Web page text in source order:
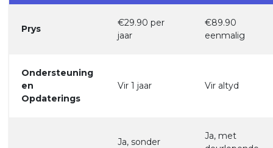
Prys
€29.90 per
jaar
€89.90
eenmalig
Ondersteuning
en
Opdaterings
Vir 1 jaar Vir altyd
Ja, sonder
Ja, met